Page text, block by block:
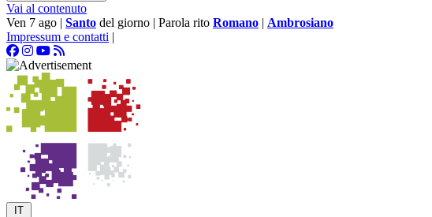
Vai al contenuto
Ven 7 ago | Santo del giorno | Parola rito Romano | Ambrosiano
Impressum e contatti |
IT